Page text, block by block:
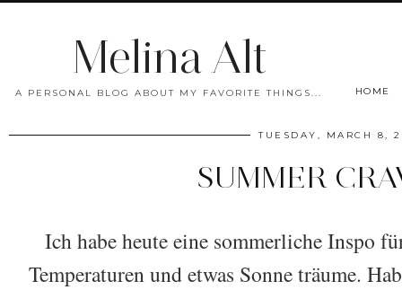
Melina Alt
A PERSONAL BLOG ABOUT MY FAVORITE THINGS... HOME
TUESDAY, MARCH 8,
SUMMER
Ich habe heute eine sommerliche Inspo
Temperaturen und etwas Sonne träume.